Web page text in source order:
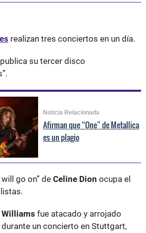
realizan tres conciertos en un día.
publica su tercer disco
Noticia Relacionada
Afirman que “One” de Metallica
es un plagio
go on” de Celine Dion ocupa el
Williams fue atacado y arrojado
un concierto en Stuttgart,